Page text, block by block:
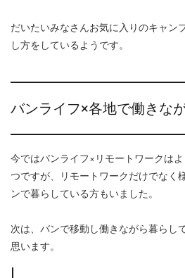
だいたいみなさんお気に入りのキャン
し方をしているようです。
バンライフ×各地で働きな
今ではバンライフ×リモートワークは
つですが、リモートワークだけでなく
ンで暮らしている方もいました。
次は、バンで移動し働きながら暮らし
思います。